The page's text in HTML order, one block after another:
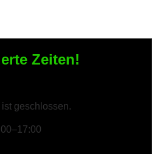
Zeiten!
geschlossen.